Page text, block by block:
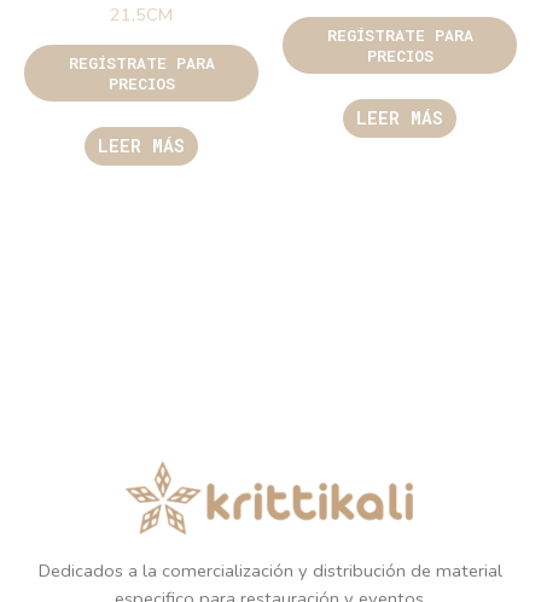
21,5CM
REGÍSTRATE PARA
PRECIOS
LEER MÁS
REGÍSTRATE PARA
PRECIOS
LEER MÁS
Dedicados a la comercialización y distribución de material